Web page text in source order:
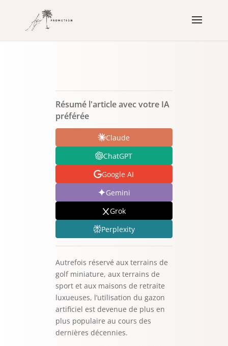
Résumé l'article avec votre IA
préférée
Claude
ChatGPT
Google AI
Gemini
Grok
Perplexity
Autrefois réservé aux terrains de
golf miniature, aux terrains de
sport et aux maisons de retraite
luxueuses, l’utilisation du gazon
artificiel est devenue de plus en
plus populaire au cours des
dernières décennies.